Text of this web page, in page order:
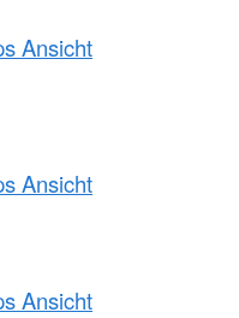
Ansicht
Ansicht
Ansicht